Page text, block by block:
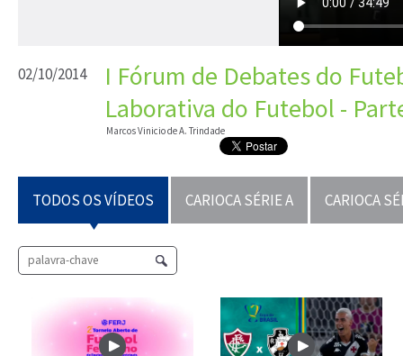
02/10/2014
I Fórum de Debates do
Laborativa do Futebol -
Marcos Vinicio de A. Trindade
TODOS OS VÍDEOS CARIOCA SÉRIE A CARIOCA